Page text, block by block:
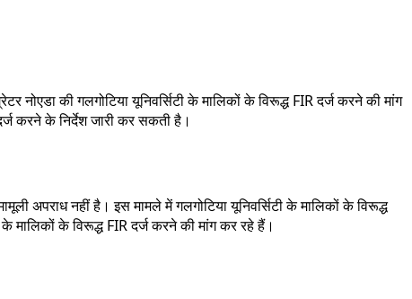
नोएडा की गलगोटिया यूनिवर्सिटी के मालिकों के विरूद्ध FIR दर्ज करने की मांग
करने के निर्देश जारी कर सकती है।
अपराध नहीं है। इस मामले में गलगोटिया यूनिवर्सिटी के मालिकों के विरूद्ध
मालिकों के विरूद्ध FIR दर्ज करने की मांग कर रहे हैं।